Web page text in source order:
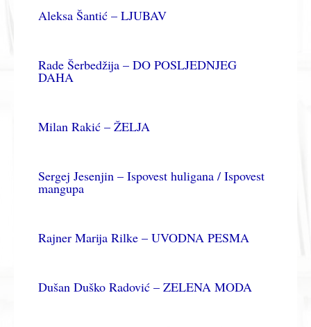
Aleksa Šantić – LJUBAV
Rade Šerbedžija – DO POSLJEDNJEG
DAHA
Milan Rakić – ŽELJA
Sergej Jesenjin – Ispovest huligana / Ispovest
mangupa
Rajner Marija Rilke – UVODNA PESMA
Dušan Duško Radović – ZELENA MODA